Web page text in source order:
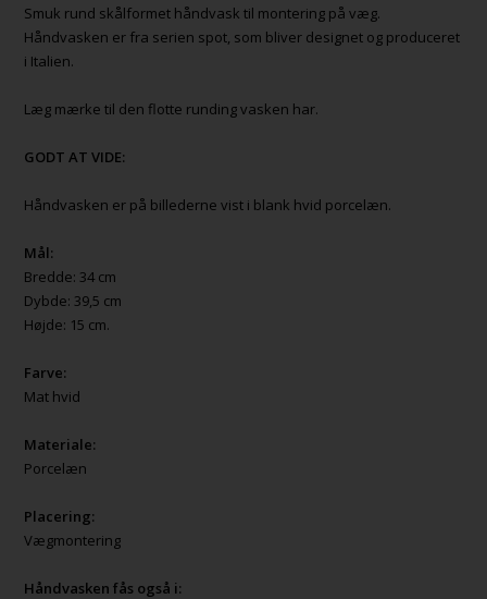
Smuk rund skålformet håndvask til montering på væg.
Håndvasken er fra serien spot, som bliver designet og produceret
i Italien.
Læg mærke til den flotte runding vasken har.
GODT AT VIDE:
Håndvasken er på billederne vist i blank hvid porcelæn.
Mål:
Bredde: 34 cm
Dybde: 39,5 cm
Højde: 15 cm.
Farve:
Mat hvid
Materiale:
Porcelæn
Placering:
Vægmontering
Håndvasken fås også i: